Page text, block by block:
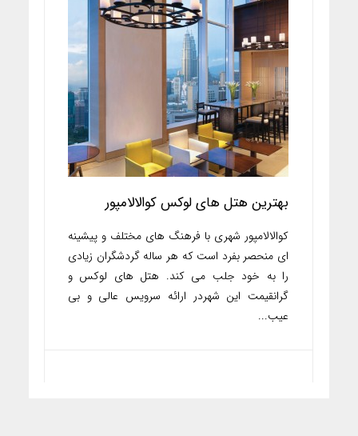
بهترین هتل های لوکس کوالالامپور
کوالالامپور شهری با فرهنگ های مختلف و پیشینه
ای منحصر بفرد است که هر ساله گردشگران زیادی
را به خود جلب می کند. هتل های لوکس و
گرانقیمت این شهردر ارائه سرویس عالی و بی
عیب...